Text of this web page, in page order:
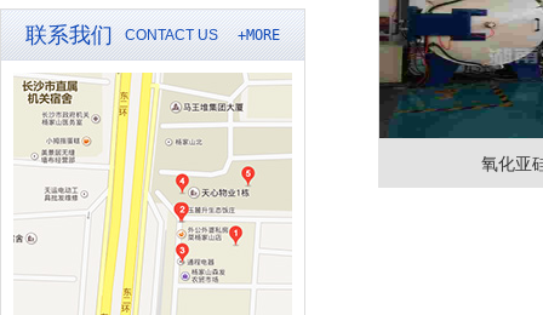
联系我们 CONTACT US +MORE
氧化亚